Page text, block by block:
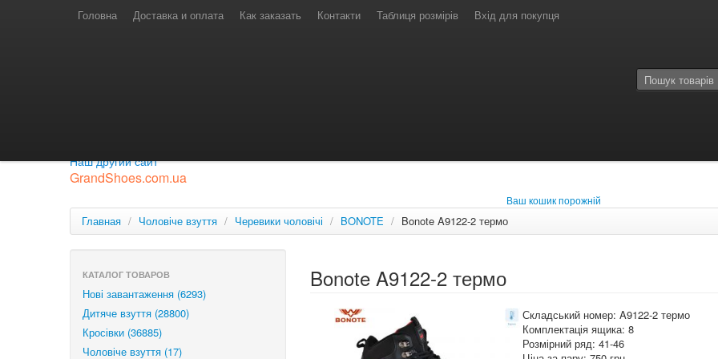
Головна Доставка и оплата Как заказать Контакти Таблиця розмірів Вхід для покупця
Лайф: (063) 527-76-88 МТС: (050) 967-41-33
Наш другий сайт
GrandShoes.com.ua
Ваш кошик порожній
Главная / Чоловіче взуття / Черевики чоловічі / BONOTE / Bonote A9122-2 термо
КАТАЛОГ ТОВАРОВ
Нові завантаження (6293)
Дитяче взуття (28800)
Кросівки (36885)
Чоловіче взуття (17)
Bonote A9122-2 термо
Складський номер: A9122-2 термо
Комплектація ящика: 8
Розмірний ряд: 41-46